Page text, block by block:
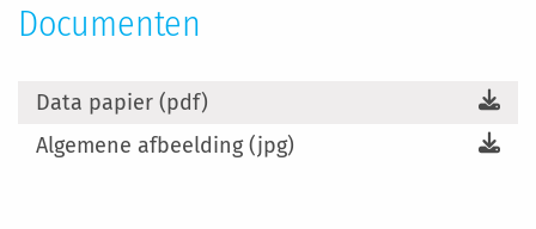
Documenten
Data papier (pdf)
Algemene afbeelding (jpg)